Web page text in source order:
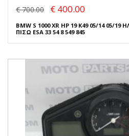
€ 700.00 € 400.00
BMW S 1000 XR HP 19 K49 05/14 05/
ΠΙΣΩ ESA 33 54 8 549 845